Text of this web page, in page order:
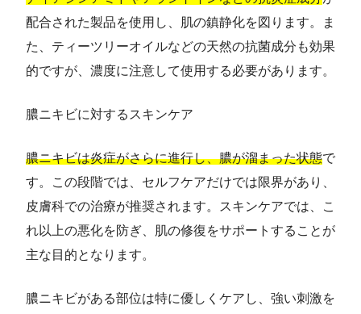
配合された製品を使用し、肌の鎮静化を図ります。ま
た、ティーツリーオイルなどの天然の抗菌成分も効果
的ですが、濃度に注意して使用する必要があります。
膿ニキビに対するスキンケア
膿ニキビは炎症がさらに進行し、膿が溜まった状態で
す。この段階では、セルフケアだけでは限界があり、
皮膚科での治療が推奨されます。スキンケアでは、こ
れ以上の悪化を防ぎ、肌の修復をサポートすることが
主な目的となります。
膿ニキビがある部位は特に優しくケアし、強い刺激を